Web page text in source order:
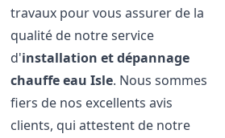
travaux pour vous assurer de la
qualité de notre service
d'installation et dépannage
chauffe eau Isle. Nous sommes
fiers de nos excellents avis
clients, qui attestent de notre